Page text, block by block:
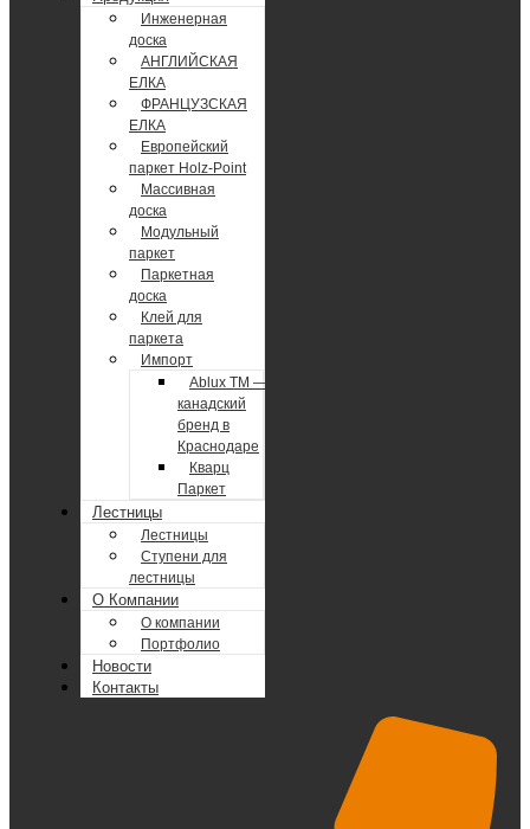
Инженерная
доска
АНГЛИЙСКАЯ
ЕЛКА
ФРАНЦУЗСКАЯ
ЕЛКА
Европейский
паркет Holz-Point
Массивная
доска
Модульный
паркет
Паркетная
доска
Клей для
паркета
Импорт
Ablux TM —
канадский
бренд в
Краснодаре
Кварц
Паркет
Лестницы
Лестницы
Ступени для
лестницы
О Компании
О компании
Портфолио
Новости
Контакты